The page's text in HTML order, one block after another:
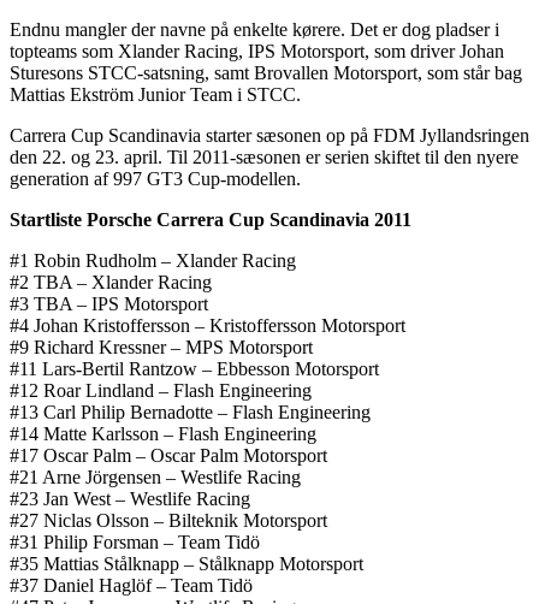
Endnu mangler der navne på enkelte kørere. Det er dog pladser i
topteams som Xlander Racing, IPS Motorsport, som driver Johan
Sturesons STCC-satsning, samt Brovallen Motorsport, som står bag
Mattias Ekström Junior Team i STCC.
Carrera Cup Scandinavia starter sæsonen op på FDM Jyllandsringen
den 22. og 23. april. Til 2011-sæsonen er serien skiftet til den nyere
generation af 997 GT3 Cup-modellen.
Startliste Porsche Carrera Cup Scandinavia 2011
#1 Robin Rudholm – Xlander Racing
#2 TBA – Xlander Racing
#3 TBA – IPS Motorsport
#4 Johan Kristoffersson – Kristoffersson Motorsport
#9 Richard Kressner – MPS Motorsport
#11 Lars-Bertil Rantzow – Ebbesson Motorsport
#12 Roar Lindland – Flash Engineering
#13 Carl Philip Bernadotte – Flash Engineering
#14 Matte Karlsson – Flash Engineering
#17 Oscar Palm – Oscar Palm Motorsport
#21 Arne Jörgensen – Westlife Racing
#23 Jan West – Westlife Racing
#27 Niclas Olsson – Bilteknik Motorsport
#31 Philip Forsman – Team Tidö
#35 Mattias Stålknapp – Stålknapp Motorsport
#37 Daniel Haglöf – Team Tidö